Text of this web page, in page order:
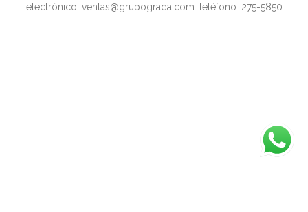
electrónico: ventas@grupograda.com Teléfono: 275-5850